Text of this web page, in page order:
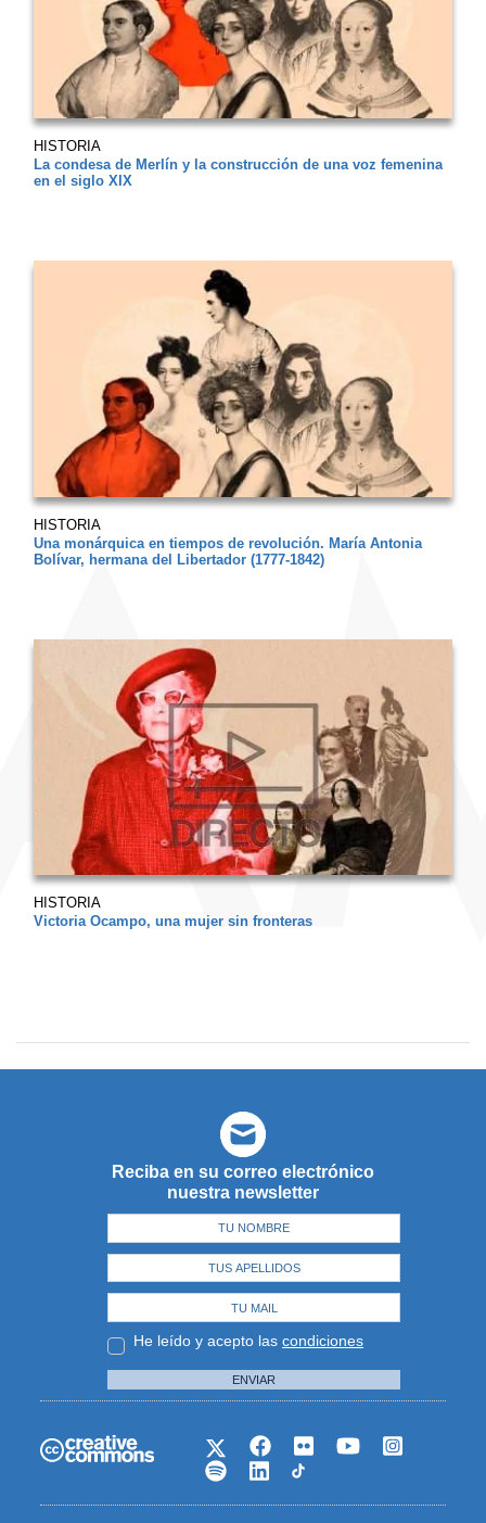
HISTORIA
La condesa de Merlín y la construcción de una voz femenina
en el siglo XIX
HISTORIA
Una monárquica en tiempos de revolución. María Antonia
Bolívar, hermana del Libertador (1777-1842)
HISTORIA
Victoria Ocampo, una mujer sin fronteras
Reciba en su correo electrónico
nuestra newsletter
He leído y acepto las condiciones
ENVIAR